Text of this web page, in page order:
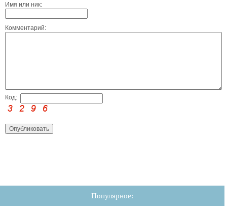
Имя или ник:
Комментарий:
Код:
Популярное: